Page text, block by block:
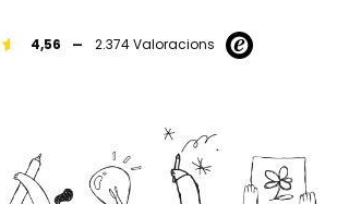
4,56 - 2.374 Valoracions